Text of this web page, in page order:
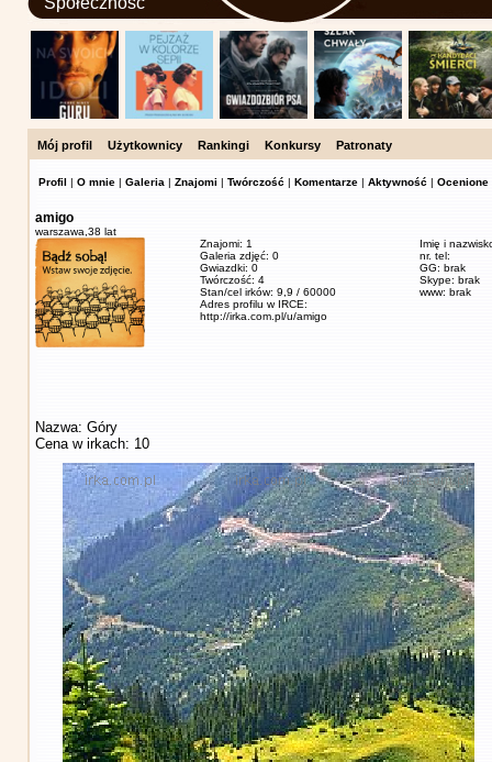
Mój profil Użytkownicy Rankingi Konkursy Patronaty
Profil | O mnie | Galeria | Znajomi | Twórczość | Komentarze | Aktywność | Ocenione
amigo
warszawa, 38 lat
Znajomi: 1
Galeria zdjęć: 0
Gwiazdki: 0
Twórczość: 4
Stan/cel irków: 9,9 / 60000
Adres profilu w IRCE:
http://irka.com.pl/u/amigo
Imię i
nr. tel:
GG: brak
Skype: brak
www: brak
Nazwa: Góry
Cena w irkach: 10